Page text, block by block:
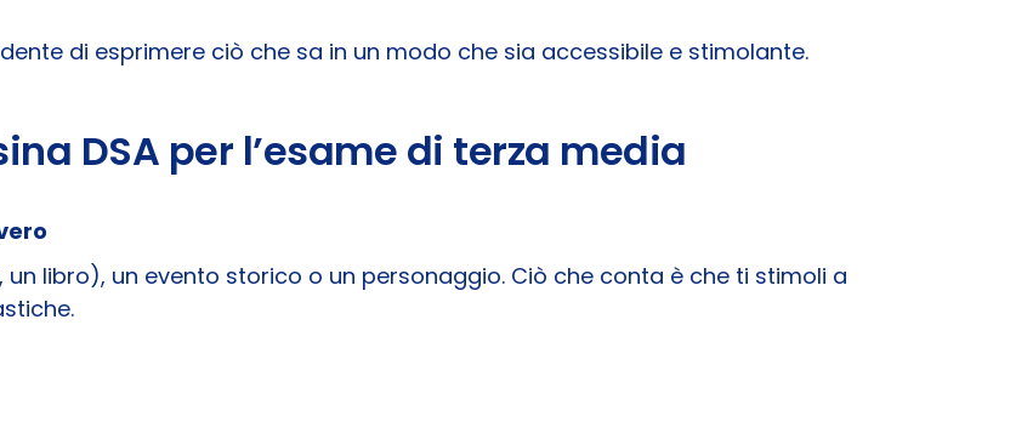
di esprimere ciò che sa in un modo che sia accessibile e stimolante.
DSA per l’esame di terza media
libro), un evento storico o un personaggio. Ciò che conta è che ti stimoli a